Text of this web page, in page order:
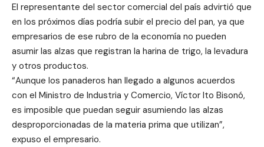
El representante del sector comercial del país advirtió que
en los próximos días podría subir el precio del pan, ya que
empresarios de ese rubro de la economía no pueden
asumir las alzas que registran la harina de trigo, la levadura
y otros productos.
“Aunque los panaderos han llegado a algunos acuerdos
con el Ministro de Industria y Comercio, Víctor Ito Bisonó,
es imposible que puedan seguir asumiendo las alzas
desproporcionadas de la materia prima que utilizan”,
expuso el empresario.